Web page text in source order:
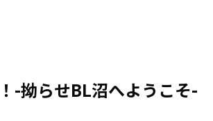
-拗らせBL沼へようこそ-